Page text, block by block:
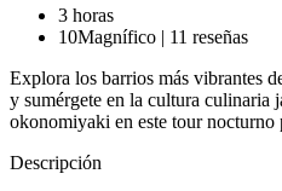
3 horas
10Magnífico | 11 reseñas
Explora los barrios más vibrantes
y sumérgete en la cultura culinaria
okonomiyaki en este tour nocturno
Descripción